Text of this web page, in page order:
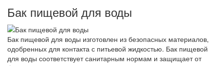
Бак пищевой для воды
Бак пищевой для воды изготовлен из безопасных материалов,
одобренных для контакта с питьевой жидкостью. Бак пищевой
для воды соответствует санитарным нормам и защищает от